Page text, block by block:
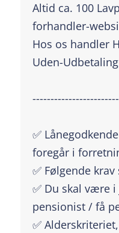
Altid ca. 100
forhandler-
Hos os handler
Uden-
✅
foregår i
✅ Følgende
✅ Du skal være
pensionist / få
✅